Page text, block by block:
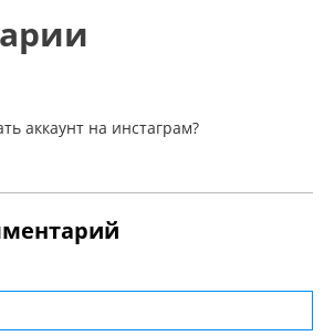
аккаунт на инстаграм?